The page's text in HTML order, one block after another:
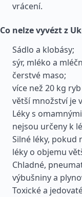
vrácení.
Co nelze vyvézt z
Sádlo a klobásy;
sýr, mléko a
čerstvé maso;
více než 20 kg
větší množství je
Léky s
nejsou určeny k
Silné léky, pokud
léky o objemu
Chladné,
výbušniny a
Toxické a